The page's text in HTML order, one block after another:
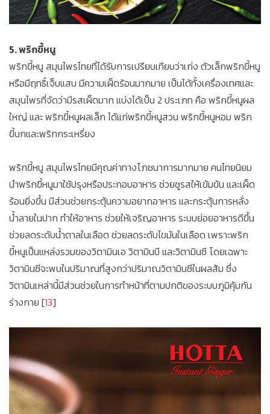
5. พริกขี้หนู
พริกขี้หนู สมุนไพรไทยที่ได้รับการเปรียบเทียบว่าเก่ง ตัวเล็กพริกขี้หนู
หรือมีฤทธิ์เจ็บแสบ มีความเผ็ดร้อนมากมาย เป็นได้ทั้งเครื่องเทศและ
สมุนไพรที่จัดว่ามีรสเผ็ดมาก แบ่งได้เป็น 2 ประเภท คือ พริกขี้หนูผล
ใหญ่ และ พริกขี้หนูผลเล็ก ได้แก่พริกขี้หนูสวน พริกขี้หนูหอม พริก
ขี้นกและพริกกระเหรี่ยง
พริกขี้หนู สมุนไพรไทยมีคุณค่าทางโภชนาการมากมาย คนไทยนิยม
นำพริกขี้หนูมาใช้ปรุงหรือประกอบอาหาร ช่วยชูรสให้เข้มข้น และเผ็ด
ร้อนยิ่งขึ้น มีส่วนช่วยกระตุ้นความอยากอาหาร และกระตุ้นการหลั่ง
น้ำลายในปาก ทำให้อาหาร ช่วยให้เจริญอาหาร ระบบย่อยอาหารดีขึ้น
ช่วยลดระดับน้ำตาลในเลือด ช่วยลดระดับไขมันในเลือด เพราะพริก
ขี้หนูเป็นแหล่งรวมของวิตามินเอ วิตามินบี และวิตามินซี โดยเฉพาะ
วิตามินซีจะพบในปริมาณที่สูงกว่าปริมาณวิตามินซีในผลส้ม ซึ่ง
วิตามินเหล่านี้มีส่วนช่วยในการทำหน้าที่ตามปกติของระบบภูมิคุ้มกัน
ร่างกาย [13]